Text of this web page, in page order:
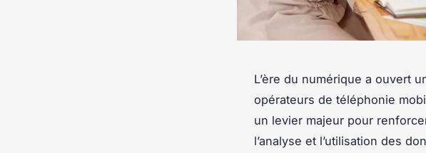
L’ère du numérique a ouvert
opérateurs de téléphonie
un levier majeur pour
l’analyse et l’utilisation des